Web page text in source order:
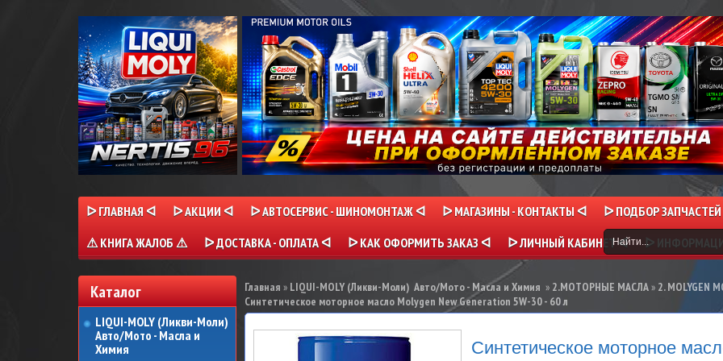
ᐅ ГЛАВНАЯ ᐊ ᐅ АКЦИИ ᐊ ᐅ АВТОСЕРВИС - ШИНОМОНТАЖ ᐊ ᐅ МАГАЗИНЫ - КОНТАКТЫ ᐊ
ᐅ ПОДБОР
⚠ КНИГА ЖАЛОБ ⚠
ᐅ ДОСТАВКА - ОПЛАТА ᐊ ᐅ КАК ОФОРМИТЬ ЗАКАЗ ᐊ ᐅ ЛИЧНЫЙ КАБИНЕТ ᐊ ᐅ
Каталог
LIQUI-MOLY (Ликви-Моли)
Авто/Мото - Масла и
Химия
Главная » LIQUI-MOLY (Ликви-Моли) Авто/Мото - Масла и Химия » 2.МОТОРНЫЕ МАСЛА» 2. MOLYGEN
Синтетическое моторное масло Molygen New Generation 5W-30 - 60 л
Синтетическое моторное